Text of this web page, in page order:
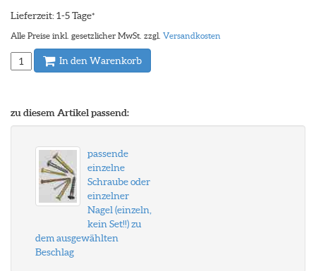
Lieferzeit: 1-5 Tage*
Alle Preise inkl. gesetzlicher MwSt. zzgl. Versandkosten
In den Warenkorb
zu diesem Artikel passend:
passende
einzelne
Schraube oder
einzelner
Nagel (einzeln,
kein Set!!) zu
dem ausgewählten
Beschlag